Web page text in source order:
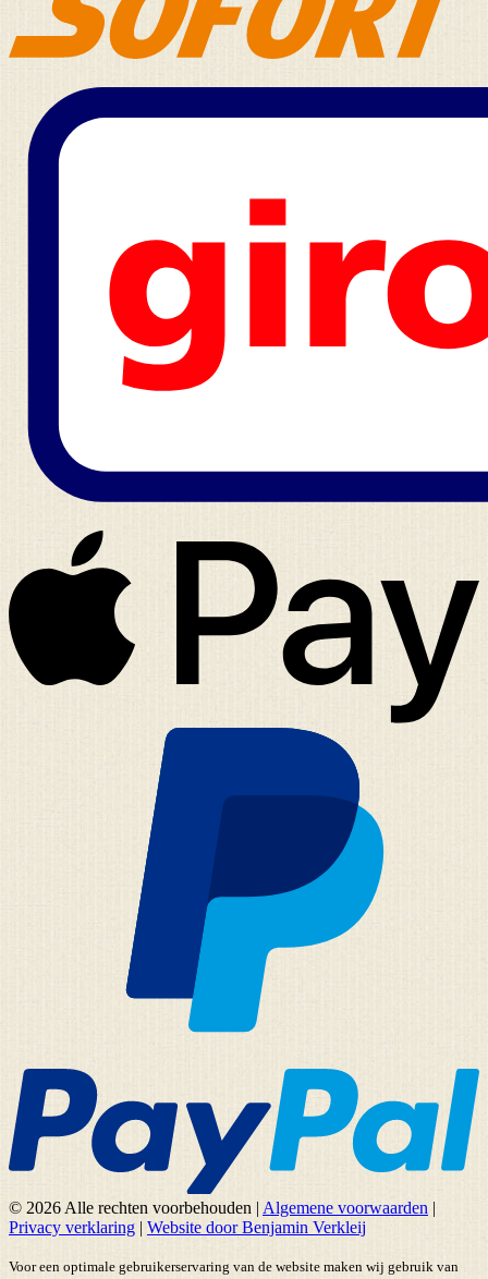
© 2026 Alle rechten voorbehouden | Algemene voorwaarden |
Privacy verklaring | Website door Benjamin Verkleij
Voor een optimale gebruikerservaring van de website maken wij gebruik van